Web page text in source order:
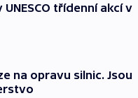
třídenní akcí v
na opravu silnic. Jsou